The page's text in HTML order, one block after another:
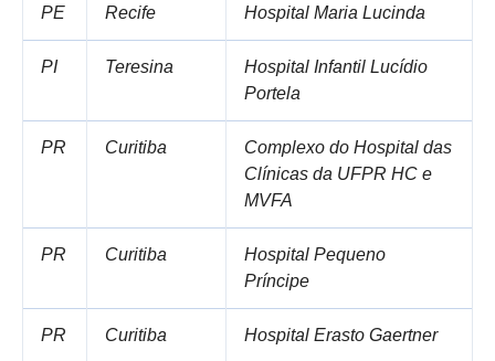
PE Recife Hospital Maria Lucinda
PI Teresina
Hospital Infantil Lucídio
Portela
PR Curitiba
Complexo do Hospital das
Clínicas da UFPR HC e
MVFA
PR Curitiba
Hospital Pequeno
Príncipe
PR Curitiba Hospital Erasto Gaertner